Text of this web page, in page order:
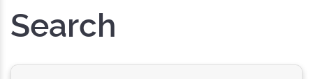
Search